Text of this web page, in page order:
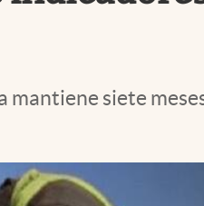
siete